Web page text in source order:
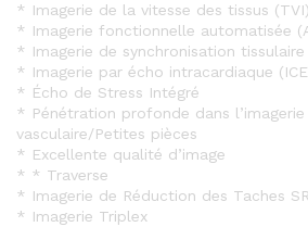
* Imagerie de la vitesse des tissus (TVI)
* Imagerie fonctionnelle automatisée
* Imagerie de synchronisation tissulaire
* Imagerie par écho intracardiaque
* Écho de Stress Intégré
* Pénétration profonde dans
vasculaire/Petites pièces
* Excellente qualité d’image
* * Traverse
* Imagerie de Réduction des Taches
* Imagerie Triplex